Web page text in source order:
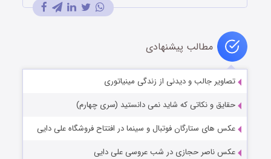
مطالب پیشنهادی
تصاویر جالب و دیدنی از زندگی مینیاتوری
حقایق و نکاتی که شاید نمی دانستید (سری چهارم)
عکس های ستارگان فوتبال و سینما در افتتاح فروشگاه علی دایی
عکس ناصر حجازی در شب عروسی علی دایی